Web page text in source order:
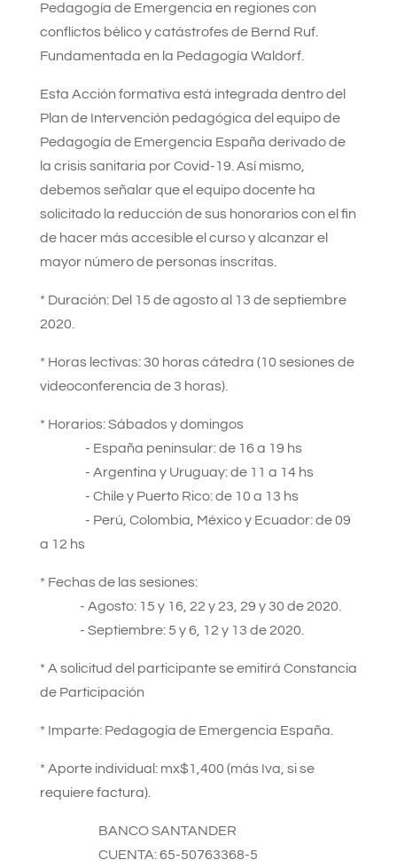
Pedagogía de Emergencia en regiones con
conflictos bélico y catástrofes de Bernd Ruf.
Fundamentada en la Pedagogía Waldorf.
Esta Acción formativa está integrada dentro del
Plan de Intervención pedagógica del equipo de
Pedagogía de Emergencia España derivado de
la crisis sanitaria por Covid-19. Así mismo,
debemos señalar que el equipo docente ha
solicitado la reducción de sus honorarios con el fin
de hacer más accesible el curso y alcanzar el
mayor número de personas inscritas.
* Duración: Del 15 de agosto al 13 de septiembre
2020.
* Horas lectivas: 30 horas cátedra (10 sesiones de
videoconferencia de 3 horas).
* Horarios: Sábados y domingos
- España peninsular: de 16 a 19 hs
- Argentina y Uruguay: de 11 a 14 hs
- Chile y Puerto Rico: de 10 a 13 hs
- Perú, Colombia, México y Ecuador: de 09
a 12 hs
* Fechas de las sesiones:
- Agosto: 15 y 16, 22 y 23, 29 y 30 de 2020.
- Septiembre: 5 y 6, 12 y 13 de 2020.
* A solicitud del participante se emitirá Constancia
de Participación
* Imparte: Pedagogía de Emergencia España.
* Aporte individual: mx$1,400 (más Iva, si se
requiere factura).
BANCO SANTANDER
CUENTA: 65-50763368-5